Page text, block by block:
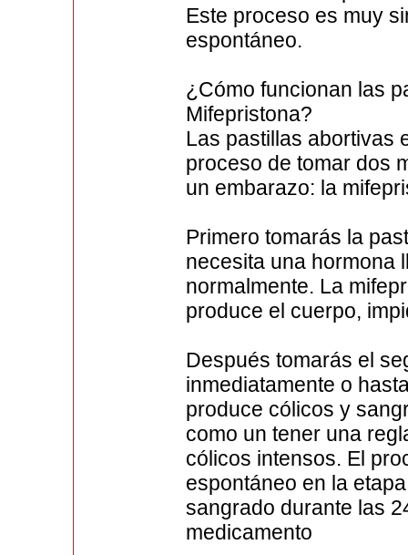
Este proceso es muy
espontáneo.
¿Cómo funcionan las
Mifepristona?
Las pastillas abortivas
proceso de tomar dos
un embarazo: la
Primero tomarás la
necesita una hormona
normalmente. La
produce el cuerpo,
Después tomarás el
inmediatamente o
produce cólicos y
como un tener una
cólicos intensos. El
espontáneo en la
sangrado durante las
medicamento